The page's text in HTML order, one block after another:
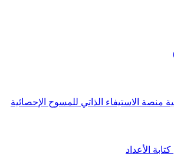
منصة الاستيفاء الذاتي للمسوح الإحصائية
الأعداد